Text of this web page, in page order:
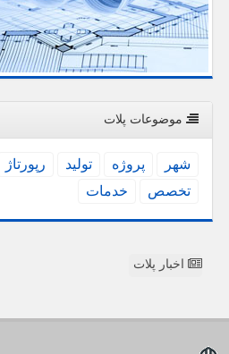
موضوعات پلات
شهر پروژه تولید رپورتاژ
تخصص
خدمات
اخبار پلات